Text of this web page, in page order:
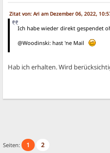
Zitat von: Ari am Dezember 06, 2022,
Ich habe wieder direkt gespendet
@Woodinski: hast 'ne Mail
Hab ich erhalten. Wird
Seiten: 1 2